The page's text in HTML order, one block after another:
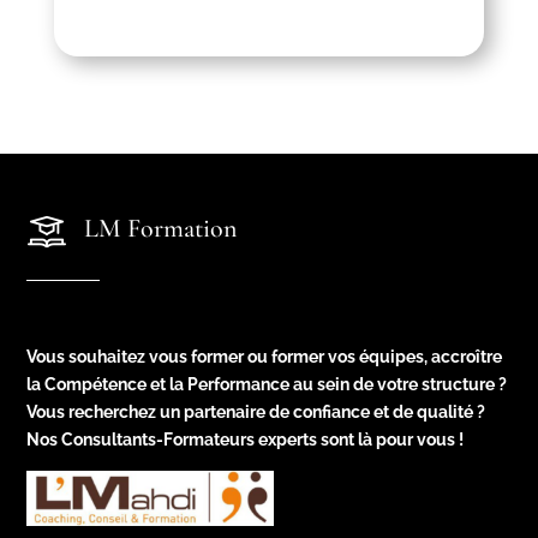
LM Formation
Vous souhaitez vous former ou former vos équipes, accroître
la Compétence et la Performance au sein de votre structure ?
Vous recherchez un partenaire de confiance et de qualité ?
Nos Consultants-Formateurs experts sont là pour vous !